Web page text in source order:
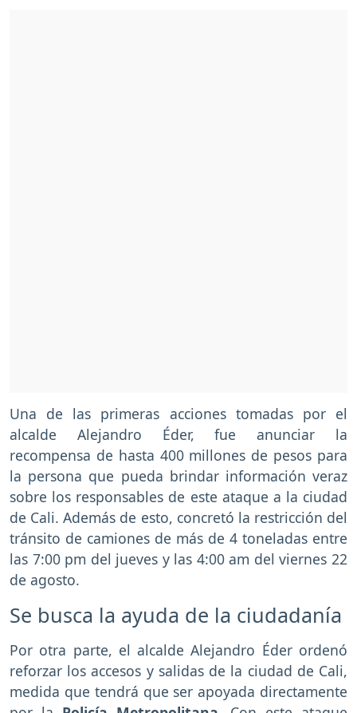
Una de las primeras acciones tomadas por el
alcalde Alejandro Éder, fue anunciar la
recompensa de hasta 400 millones de pesos para
la persona que pueda brindar información veraz
sobre los responsables de este ataque a la ciudad
de Cali. Además de esto, concretó la restricción del
tránsito de camiones de más de 4 toneladas entre
las 7:00 pm del jueves y las 4:00 am del viernes 22
de agosto.
Se busca la ayuda de la ciudadanía
Por otra parte, el alcalde Alejandro Éder ordenó
reforzar los accesos y salidas de la ciudad de Cali,
medida que tendrá que ser apoyada directamente